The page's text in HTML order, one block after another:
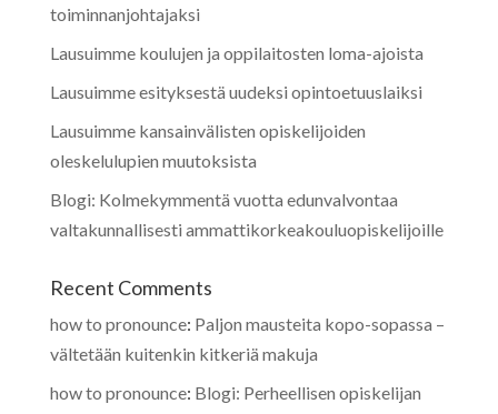
toiminnanjohtajaksi
Lausuimme koulujen ja oppilaitosten loma-ajoista
Lausuimme esityksestä uudeksi opintoetuuslaiksi
Lausuimme kansainvälisten opiskelijoiden
oleskelulupien muutoksista
Blogi: Kolmekymmentä vuotta edunvalvontaa
valtakunnallisesti ammattikorkeakouluopiskelijoille
Recent Comments
how to pronounce: Paljon mausteita kopo-sopassa –
vältetään kuitenkin kitkeriä makuja
how to pronounce: Blogi: Perheellisen opiskelijan